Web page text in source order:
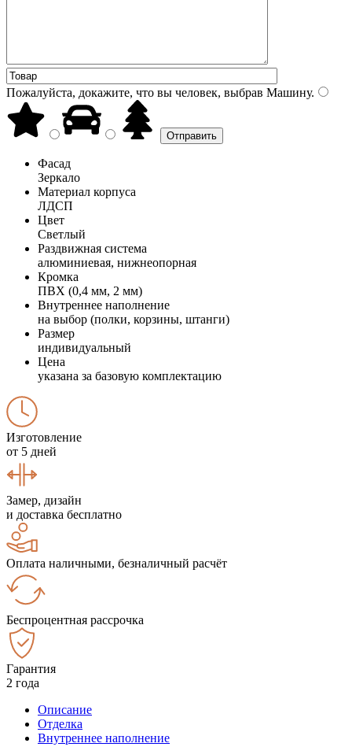
Пожалуйста, докажите, что вы человек, выбрав Машину.
Фасад
Зеркало
Материал корпуса
ЛДСП
Цвет
Светлый
Раздвижная система
алюминиевая, нижнеопорная
Кромка
ПВХ (0,4 мм, 2 мм)
Внутреннее наполнение
на выбор (полки, корзины, штанги)
Размер
индивидуальный
Цена
указана за базовую комплектацию
Изготовление
от 5 дней
Замер, дизайн
и доставка бесплатно
Оплата наличными, безналичный расчёт
Беспроцентная рассрочка
Гарантия
2 года
Описание
Отделка
Внутреннее наполнение